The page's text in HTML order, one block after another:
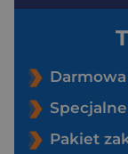
Pakiet